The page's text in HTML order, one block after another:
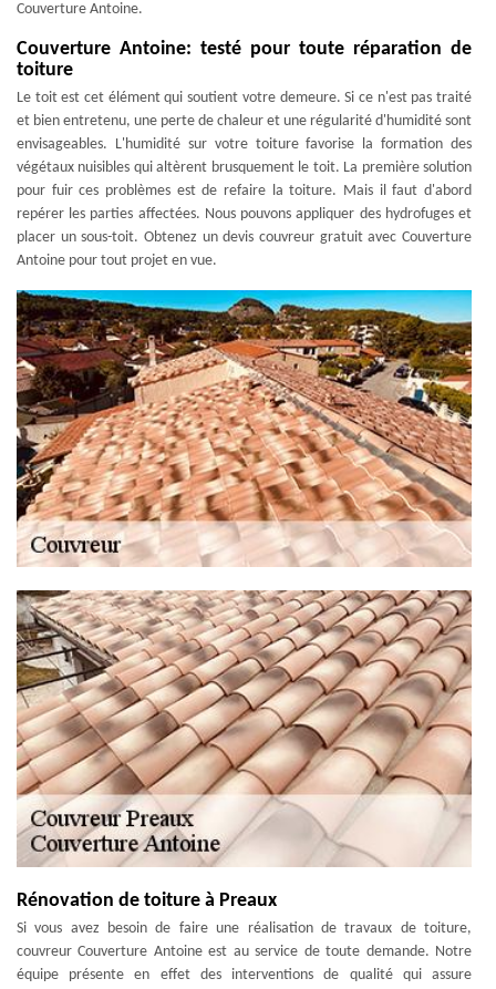
Couverture Antoine.
Couverture Antoine: testé pour toute réparation de
toiture
Le toit est cet élément qui soutient votre demeure. Si ce n'est pas traité
et bien entretenu, une perte de chaleur et une régularité d'humidité sont
envisageables. L'humidité sur votre toiture favorise la formation des
végétaux nuisibles qui altèrent brusquement le toit. La première solution
pour fuir ces problèmes est de refaire la toiture. Mais il faut d'abord
repérer les parties affectées. Nous pouvons appliquer des hydrofuges et
placer un sous-toit. Obtenez un devis couvreur gratuit avec Couverture
Antoine pour tout projet en vue.
Rénovation de toiture à Preaux
Si vous avez besoin de faire une réalisation de travaux de toiture,
couvreur Couverture Antoine est au service de toute demande. Notre
équipe présente en effet des interventions de qualité qui assure